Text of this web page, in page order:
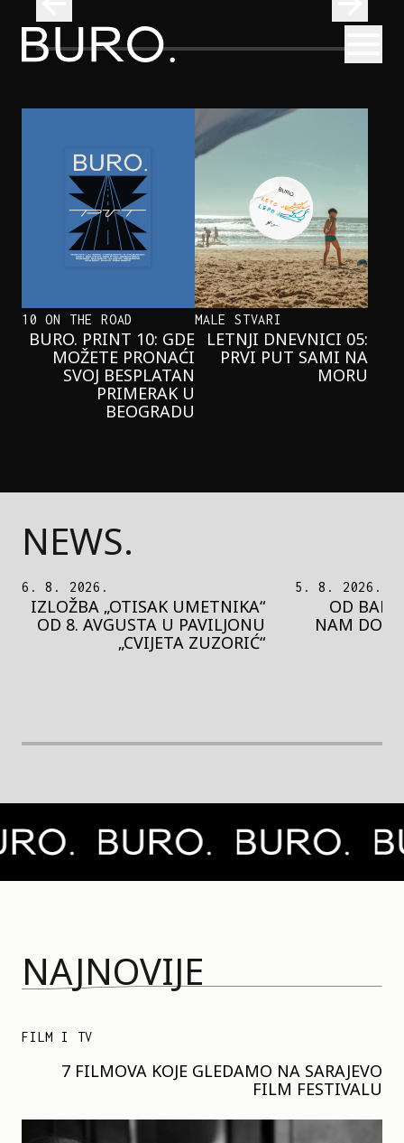
BURO.
U BEOGRAD STIŽE BEND BEZ
FRONTMENA – SA SASVIM
POSEBNIM NASTUPOM
10 ON THE ROAD
BURO. PRINT 10: GDE
MOŽETE PRONAĆI
SVOJ BESPLATAN
PRIMERAK U
BEOGRADU
MALE STVARI
LETNJI DNEVNICI 05:
PRVI PUT SAMI NA
MORU
NEWS.
5. 8. 2026.
OD BAROKA DO REJVA: ŠTA
NAM DONOSI NOVI BUPBAP
FESTIVAL?
5. 8. 2026.
PEDJA
MOTIVE
NAJNOVIJE
FILM I TV
7 FILMOVA KOJE GLEDAMO NA SARAJEVO
FILM FESTIVALU